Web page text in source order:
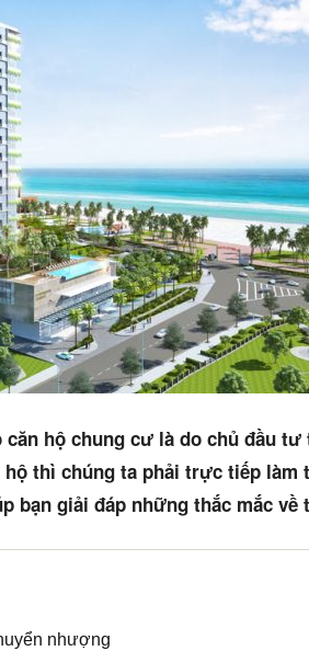
hộ chung cư là do chủ đầu
thì chúng ta phải trực tiếp làm
bạn giải đáp những thắc mắc về
nhượng